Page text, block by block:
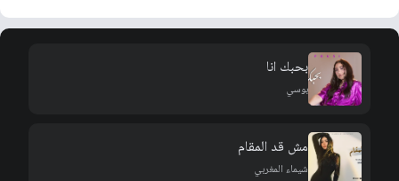
بحبك انا
بوسي
مش قد المقام
شيماء المغربي